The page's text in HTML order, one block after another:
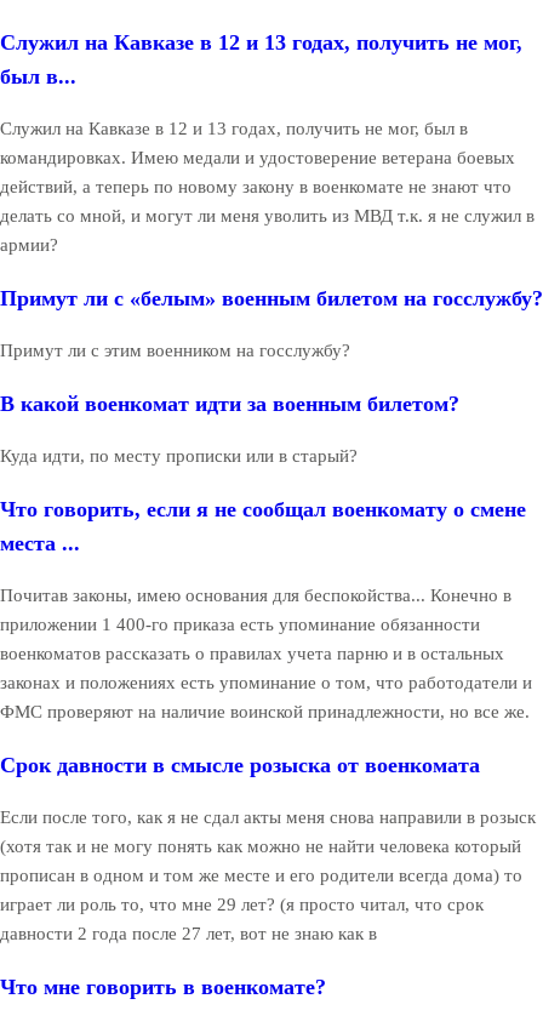
Служил на Кавказе в 12 и 13 годах, получить не мог,
был в...
Служил на Кавказе в 12 и 13 годах, получить не мог, был в
командировках. Имею медали и удостоверение ветерана боевых
действий, а теперь по новому закону в военкомате не знают что
делать со мной, и могут ли меня уволить из МВД т.к. я не служил в
армии?
Примут ли с «белым» военным билетом на госслужбу?
Примут ли с этим военником на госслужбу?
В какой военкомат идти за военным билетом?
Куда идти, по месту прописки или в старый?
Что говорить, если я не сообщал военкомату о смене
места ...
Почитав законы, имею основания для беспокойства... Конечно в
приложении 1 400-го приказа есть упоминание обязанности
военкоматов рассказать о правилах учета парню и в остальных
законах и положениях есть упоминание о том, что работодатели и
ФМС проверяют на наличие воинской принадлежности, но все же.
Срок давности в смысле розыска от военкомата
Если после того, как я не сдал акты меня снова направили в розыск
(хотя так и не могу понять как можно не найти человека который
прописан в одном и том же месте и его родители всегда дома) то
играет ли роль то, что мне 29 лет? (я просто читал, что срок
давности 2 года после 27 лет, вот не знаю как в
Что мне говорить в военкомате?